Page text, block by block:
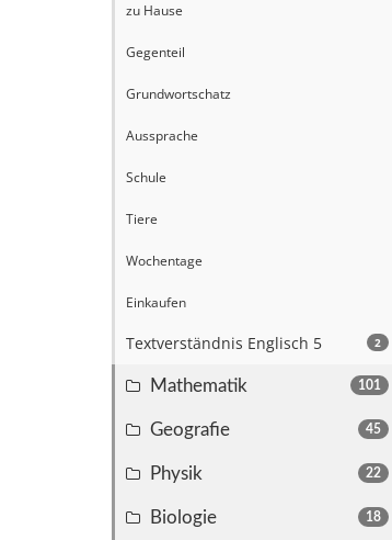
zu Hause
Gegenteil
Grundwortschatz
Aussprache
Schule
Tiere
Wochentage
Einkaufen
2
Textverständnis Englisch 5
101
Mathematik
45
Geografie
22
Physik
18
Biologie